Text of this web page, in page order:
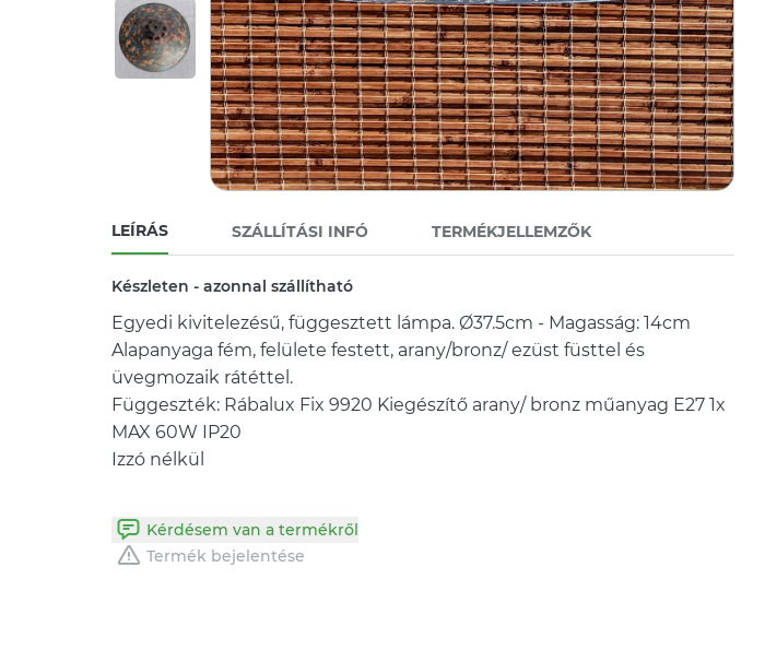
LEÍRÁS SZÁLLÍTÁSI INFÓ TERMÉKJELLEMZŐK
Készleten - azonnal szállítható
Egyedi kivitelezésű, függesztett lámpa. Ø37.5cm - Magasság: 14cm
Alapanyaga fém, felülete festett, arany/bronz/ ezüst füsttel és
üvegmozaik rátéttel.
Függeszték: Rábalux Fix 9920 Kiegészítő arany/ bronz műanyag E27 1x
MAX 60W IP20
Izzó nélkül
Kérdésem van a termékről
Termék bejelentése